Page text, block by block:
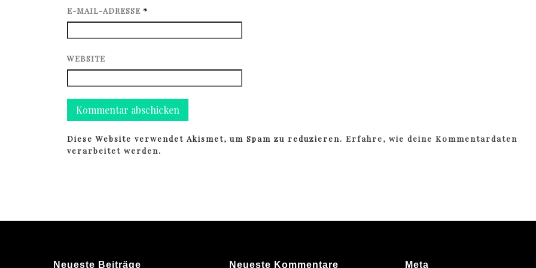
E-MAIL-ADRESSE *
WEBSITE
Diese Website verwendet Akismet, um Spam zu reduzieren.Erfahre, wie deine Kommentardaten
verarbeitet werden.
Neueste Beiträge Neueste Kommentare Meta